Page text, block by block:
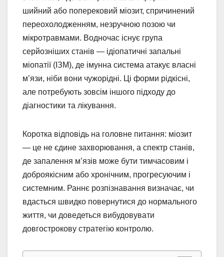
шийний або поперековий міозит, спричинений
переохолодженням, незручною позою чи
мікротравмами. Водночас існує група
серйозніших станів — ідіопатичні запальні
міопатії (ІЗМ), де імунна система атакує власні
м’язи, ніби вони чужорідні. Ці форми рідкісні,
але потребують зовсім іншого підходу до
діагностики та лікування.
Коротка відповідь на головне питання: міозит
— це не єдине захворювання, а спектр станів,
де запалення м’язів може бути тимчасовим і
доброякісним або хронічним, прогресуючим і
системним. Раннє розпізнавання визначає, чи
вдасться швидко повернутися до нормального
життя, чи доведеться вибудовувати
довгострокову стратегію контролю.